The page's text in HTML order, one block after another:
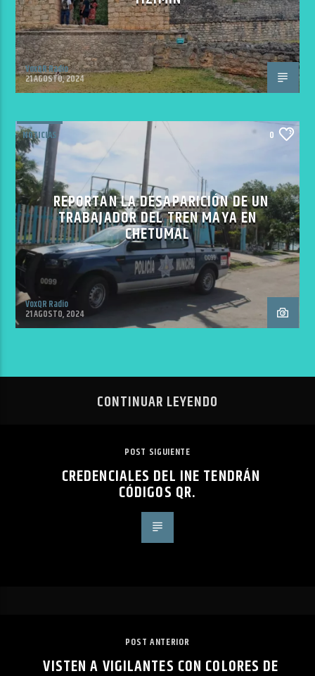
VoxQR Radio
21 AGOSTO, 2024
NOTICIAS 0
REPORTAN LA DESAPARICIÓN DE UN
TRABAJADOR DEL TREN MAYA EN
CHETUMAL
VoxQR Radio
21 AGOSTO, 2024
CONTINUAR LEYENDO
POST SIGUIENTE
CREDENCIALES DEL INE TENDRÁN
CÓDIGOS QR.
POST ANTERIOR
VISTEN A VIGILANTES CON COLORES DE